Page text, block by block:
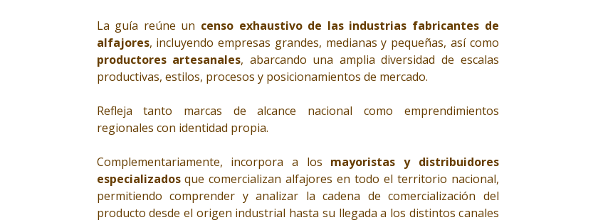
La guía reúne un censo exhaustivo de las industrias fabricantes de
alfajores, incluyendo empresas grandes, medianas y pequeñas, así como
productores artesanales, abarcando una amplia diversidad de escalas
productivas, estilos, procesos y posicionamientos de mercado.
Refleja tanto marcas de alcance nacional como emprendimientos
regionales con identidad propia.
Complementariamente, incorpora a los mayoristas y distribuidores
especializadosque comercializan alfajores en todo el territorio nacional,
permitiendo comprender y analizar la cadena de comercialización del
producto desde el origen industrial hasta su llegada a los distintos canales